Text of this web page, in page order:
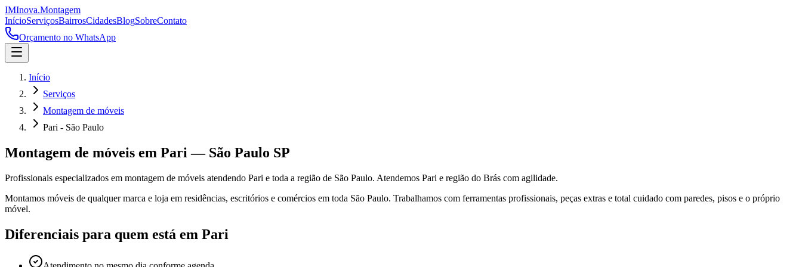
IMInova.Montagem
InícioServiçosBairrosCidadesBlogSobreContato
Orçamento no WhatsApp
Início
Serviços
Montagem de móveis
Pari - São Paulo
Montagem de móveis em Pari — São Paulo SP
Profissionais especializados em montagem de móveis atendendo Pari e toda a região de São Paulo. Atendemos Pari e região do Brás com agilidade.
Montamos móveis de qualquer marca e loja em residências, escritórios e comércios em toda São Paulo. Trabalhamos com ferramentas profissionais, peças extras e total cuidado com paredes, pisos e o próprio
móvel.
Diferenciais para quem está em Pari